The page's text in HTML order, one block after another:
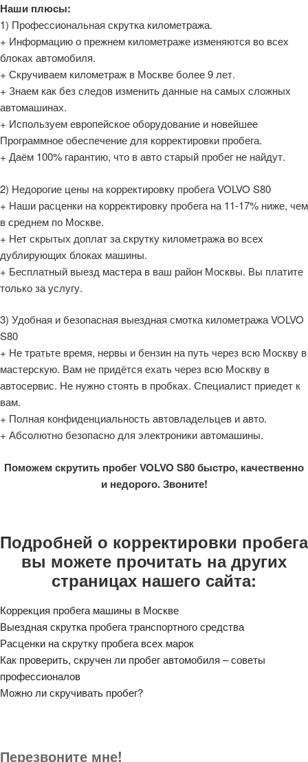
Наши плюсы:
1) Профессиональная скрутка километража.
+ Информацию о прежнем километраже изменяются во всех
блоках автомобиля.
+ Скручиваем километраж в Москве более 9 лет.
+ Знаем как без следов изменить данные на самых сложных
автомашинах.
+ Используем европейское оборудование и новейшее
Программное обеспечение для корректировки пробега.
+ Даём 100% гарантию, что в авто старый пробег не найдут.
2) Недорогие цены на корректировку пробега VOLVO S80
+ Наши расценки на корректировку пробега на 11-17% ниже, чем
в среднем по Москве.
+ Нет скрытых доплат за скрутку километража во всех
дублирующих блоках машины.
+ Бесплатный выезд мастера в ваш район Москвы. Вы платите
только за услугу.
3) Удобная и безопасная выездная смотка километража VOLVO
S80
+ Не тратьте время, нервы и бензин на путь через всю Москву в
мастерскую. Вам не придётся ехать через всю Москву в
автосервис. Не нужно стоять в пробках. Специалист приедет к
вам.
+ Полная конфиденциальность автовладельцев и авто.
+ Абсолютно безопасно для электроники автомашины.
Поможем скрутить пробег VOLVO S80 быстро, качественно
и недорого. Звоните!
Подробней о корректировки пробега
вы можете прочитать на других
страницах нашего сайта:
Коррекция пробега машины в Москве
Выездная скрутка пробега транспортного средства
Расценки на скрутку пробега всех марок
Как проверить, скручен ли пробег автомобиля – советы
профессионалов
Можно ли скручивать пробег?
Перезвоните мне!